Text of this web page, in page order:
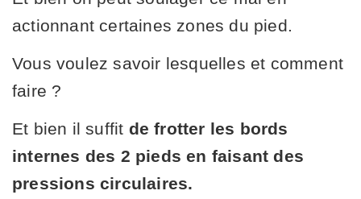
actionnant certaines zones du pied.
Vous voulez savoir lesquelles et comment
faire ?
Et bien il suffit de frotter les bords
internes des 2 pieds en faisant des
pressions circulaires.